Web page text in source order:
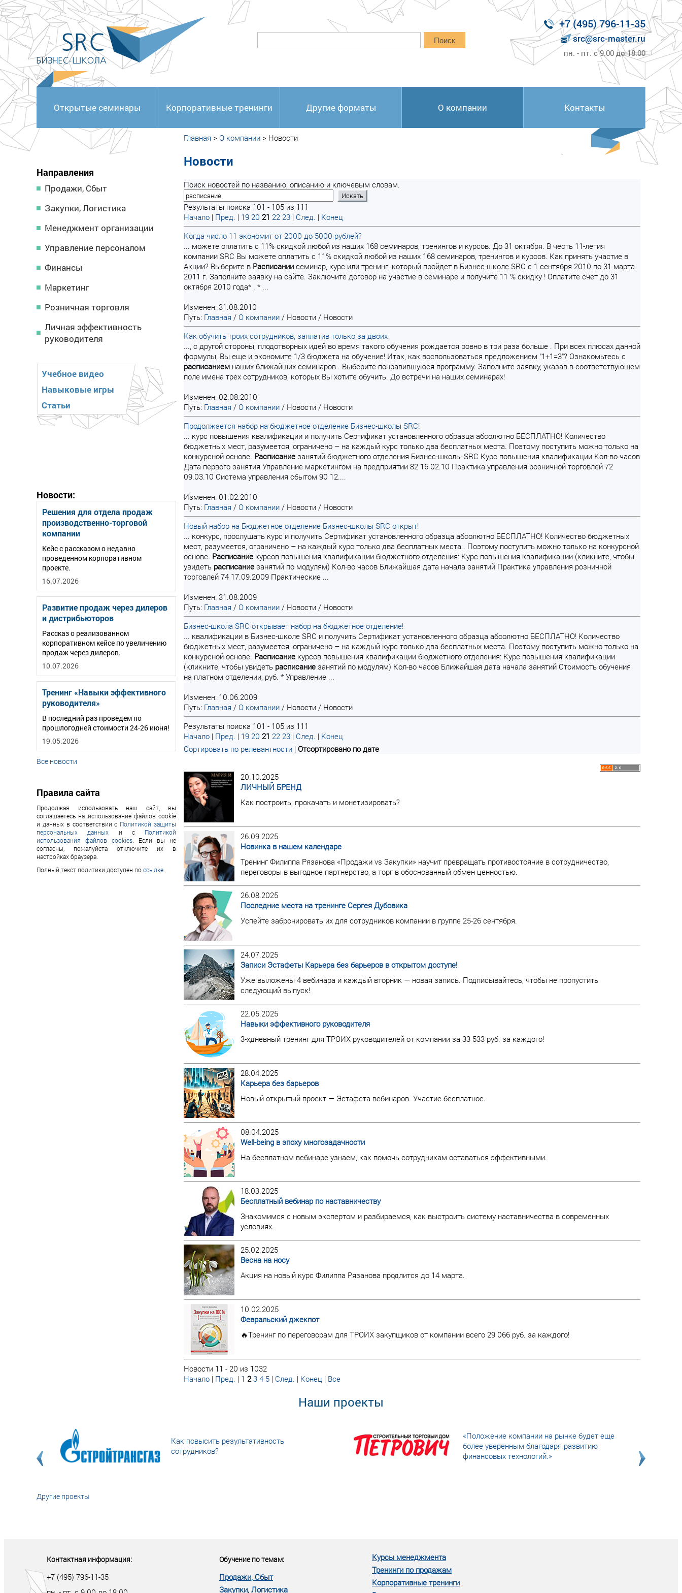
<
Поиск
+7 (495) 796-11-35
src@src-master.ru
пн. - пт. с 9.00 до 18.00
Открытые семинары Корпоративные тренинги Другие форматы О компании Контакты
Направления
Продажи, Сбыт
Закупки, Логистика
Менеджмент организации
Управление персоналом
Финансы
Маркетинг
Розничная торговля
Личная эффективность
руководителя
Учебное видео
Навыковые игры
Статьи
Новости:
Решения для отдела продаж
производственно-торговой
компании
Кейс с рассказом о недавно
проведенном корпоративном
проекте.
16.07.2026
Развитие продаж через дилеров
и дистрибьюторов
Рассказ о реализованном
корпоративном кейсе по увеличению
продаж через дилеров.
10.07.2026
Тренинг «Навыки эффективного
руководителя»
В последний раз проведем по
прошлогодней стоимости 24-26 июня!
19.05.2026
Все новости
Правила сайта
Продолжая использовать наш сайт, вы
соглашаетесь на использование файлов cookie
и данных в соответствии с Политикой защиты
персональных данных и с Политикой
использования файлов cookies . Если вы не
согласны, пожалуйста отключите их в
настройках браузера.
Полный текст политики доступен поссылке
Главная > О компании > Новости
Новости
Поиск новостей по названию, описанию и ключевым словам.
Результаты поиска 101 - 105 из 111
Начало | Пред. | 19 20 21 22 23 | След. | Конец
Когда число 11 экономит от 2000 до 5000 рублей?
... можете оплатить с 11% скидкой любой из наших 168 семинаров, тренингов и курсов. До 31 октября. В честь 11-летия
компании SRC Вы можете оплатить с 11% скидкой любой из наших 168 семинаров, тренингов и курсов. Как принять участие в
Акции? Выберите в Расписании семинар, курс или тренинг, который пройдет в Бизнес-школе SRC с 1 сентября 2010 по 31 марта
2011 г. Заполните заявку на сайте. Заключите договор на участие в семинаре и получите 11 % скидку ! Оплатите счет до 31
октября 2010 года* . * ...
Изменен: 31.08.2010
Путь: Главная / О компании / Новости / Новости
Как обучить троих сотрудников, заплатив только за двоих
..., с другой стороны, плодотворных идей во время такого обучения рождается ровно в три раза больше . При всех плюсах данной
формулы, Вы еще и экономите 1/3 бюджета на обучение! Итак, как воспользоваться предложением "1+1=3"? Ознакомьтесь с
расписанием наших ближайших семинаров . Выберите понравившуюся программу. Заполните заявку, указав в соответствующем
поле имена трех сотрудников, которых Вы хотите обучить. До встречи на наших семинарах!
Изменен: 02.08.2010
Путь: Главная / О компании / Новости / Новости
Продолжается набор на бюджетное отделение Бизнес-школы SRC!
... курс повышения квалификации и получить Сертификат установленного образца абсолютно БЕСПЛАТНО! Количество
бюджетных мест, разумеется, ограничено – на каждый курс только два бесплатных места. Поэтому поступить можно только на
конкурсной основе. Расписание занятий бюджетного отделения Бизнес-школы SRC Курс повышения квалификации Кол-во часов
Дата первого занятия Управление маркетингом на предприятии 82 16.02.10 Практика управления розничной торговлей 72
09.03.10 Система управления сбытом 90 12....
Изменен: 01.02.2010
Путь: Главная / О компании / Новости / Новости
Новый набор на Бюджетное отделение Бизнес-школы SRC открыт!
... конкурс, прослушать курс и получить Сертификат установленного образца абсолютно БЕСПЛАТНО! Количество бюджетных
мест, разумеется, ограничено – на каждый курс только два бесплатных места . Поэтому поступить можно только на конкурсной
основе. Расписание курсов повышения квалификации бюджетного отделения: Курс повышения квалификации (кликните, чтобы
увидеть расписание занятий по модулям) Кол-во часов Ближайшая дата начала занятий Практика управления розничной
торговлей 74 17.09.2009 Практические ...
Изменен: 31.08.2009
Путь: Главная / О компании / Новости / Новости
Бизнес-школа SRC открывает набор на бюджетное отделение!
... квалификации в Бизнес-школе SRC и получить Сертификат установленного образца абсолютно БЕСПЛАТНО! Количество
бюджетных мест, разумеется, ограничено – на каждый курс только два бесплатных места. Поэтому поступить можно только на
конкурсной основе. Расписание курсов повышения квалификации бюджетного отделения: Курс повышения квалификации
(кликните, чтобы увидеть расписание занятий по модулям) Кол-во часов Ближайшая дата начала занятий Стоимость обучения
на платном отделении, руб. * Управление ...
Изменен: 10.06.2009
Путь: Главная / О компании / Новости / Новости
Результаты поиска 101 - 105 из 111
Начало | Пред. | 19 20 21 22 23 | След. | Конец
Сортировать по релевантности | Отсортировано по дате
20.10.2025
ЛИЧНЫЙ БРЕНД
Как построить, прокачать и монетизировать?
26.09.2025
Новинка в нашем календаре
Тренинг Филиппа Рязанова «Продажи vs Закупки» научит превращать противостояние в сотрудничество,
переговоры в выгодное партнерство, а торг в обоснованный обмен ценностью.
26.08.2025
Последние места на тренинге Сергея Дубовика
Успейте забронировать их для сотрудников компании в группе 25-26 сентября.
24.07.2025
Записи Эстафеты Карьера без барьеров в открытом доступе!
Уже выложены 4 вебинара и каждый вторник — новая запись. Подписывайтесь, чтобы не пропустить
следующий выпуск!
22.05.2025
Навыки эффективного руководителя
3-хдневный тренинг для ТРОИХ руководителей от компании за 33 533 руб. за каждого!
28.04.2025
Карьера без барьеров
Новый открытый проект — Эстафета вебинаров. Участие бесплатное.
08.04.2025
Well-being в эпоху многозадачности
На бесплатном вебинаре узнаем, как помочь сотрудникам оставаться эффективными.
18.03.2025
Бесплатный вебинар по наставничеству
Знакомимся с новым экспертом и разбираемся, как выстроить систему наставничества в современных
условиях.
25.02.2025
Весна на носу
Акция на новый курс Филиппа Рязанова продлится до 14 марта.
10.02.2025
Февральский джекпот
🔥Тренинг по переговорам для ТРОИХ закупщиков от компании всего 29 066 руб. за каждого!
Новости 11 - 20 из 1032
Начало | Пред. | 1 2 3 4 5 | След. | Конец | Все
Наши проекты
Как повысить результативность
сотрудников?
«Положение компании на рынке будет еще
более уверенным благодаря развитию
финансовых технологий.»
Другие проекты
Контактная информация:
+7 (495) 796-11-35
Обучение по темам:
Продажи, Сбыт
Закупки, Логистика
Курсы менеджмента
Тренинги по продажам
Корпоративные тренинги